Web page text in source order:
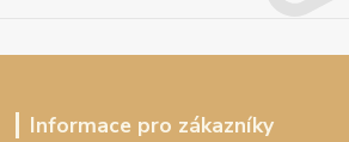
Informace pro zákazníky